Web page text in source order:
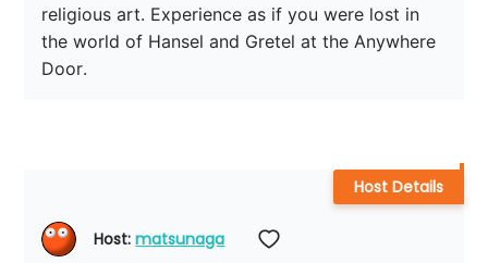
religious art. Experience as if you were lost in
the world of Hansel and Gretel at the Anywhere
Door.
Host: matsunaga
Host Details